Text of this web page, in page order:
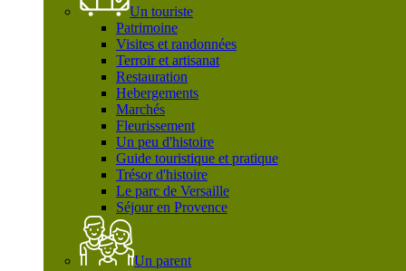
Un touriste
Patrimoine
Visites et randonnées
Terroir et artisanat
Restauration
Hebergements
Marchés
Fleurissement
Un peu d'histoire
Guide touristique et pratique
Trésor d'histoire
Le parc de Versaille
Séjour en Provence
Un parent